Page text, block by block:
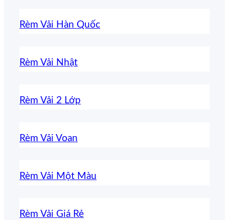
Rèm Vải Hàn Quốc
Rèm Vải Nhật
Rèm Vải 2 Lớp
Rèm Vải Voan
Rèm Vải Một Màu
Rèm Vải Giá Rẻ